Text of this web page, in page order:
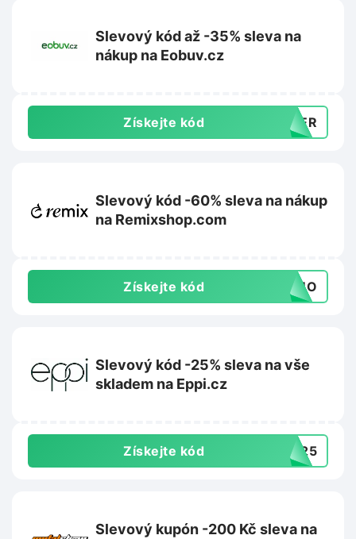
Slevový kód až -35% sleva na
nákup na Eobuv.cz
Získejte kód MMER
Slevový kód -60% sleva na nákup
na Remixshop.com
Získejte kód FOMO
Slevový kód -25% sleva na vše
skladem na Eppi.cz
Získejte kód UN25
Slevový kupón -200 Kč sleva na